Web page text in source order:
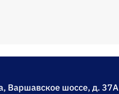
Варшавское шоссе, д. 37А